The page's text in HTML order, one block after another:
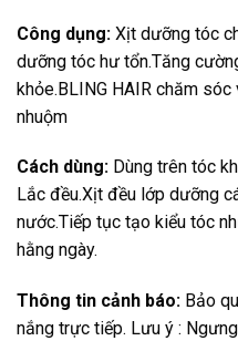
Công dụng: Xịt dưỡng tóc
dưỡng tóc hư tổn.Tăng
khỏe.BLING HAIR chăm
nhuộm
Cách dùng: Dùng trên tóc
Lắc đều.Xịt đều lớp dưỡng
nước.Tiếp tục tạo kiểu tóc
hằng ngày.
Thông tin cảnh báo: Bảo
nắng trực tiếp. Lưu ý :